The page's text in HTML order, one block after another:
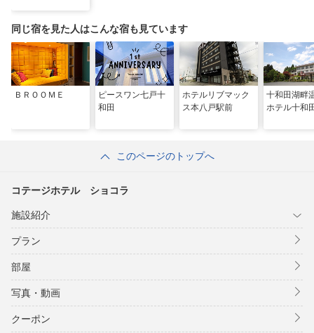
同じ宿を見た人はこんな宿も見ています
ＢＲＯＯＭＥ
ピースワン七戸十
和田
ホテルリブマック
ス本八戸駅前
十和田湖
ホテル十和
このページのトップへ
コテージホテル ショコラ
施設紹介
プラン
部屋
写真・動画
クーポン